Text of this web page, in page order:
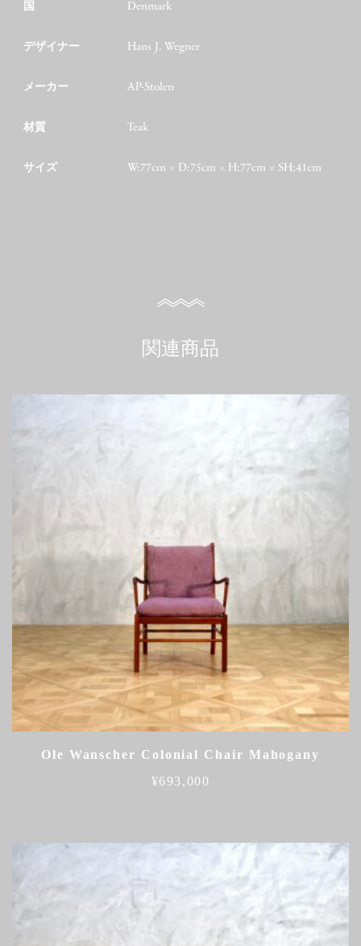
国 Denmark
デザイナー Hans J. Wegner
メーカー AP-Stolen
材質 Teak
サイズ W:77cm × D:75cm × H:77cm × SH:41cm
関連商品
Ole Wanscher Colonial Chair Mahogany
¥693,000